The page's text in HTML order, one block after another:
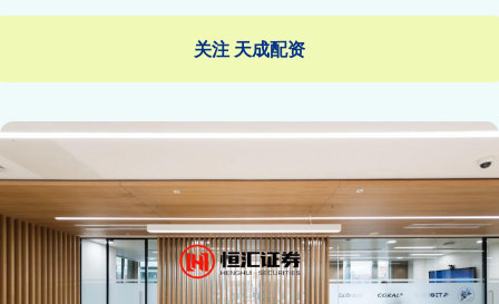
关注 天成配资